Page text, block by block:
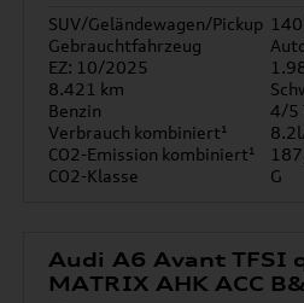
SUV/Geländewagen/Pickup
Gebrauchtfahrzeug
EZ: 10/2025
8.421 km
Benzin
4/5
Verbrauch kombiniert¹
CO2-Emission kombiniert¹
CO2-Klasse
G
Audi A6 Avant TFSI
MATRIX AHK ACC